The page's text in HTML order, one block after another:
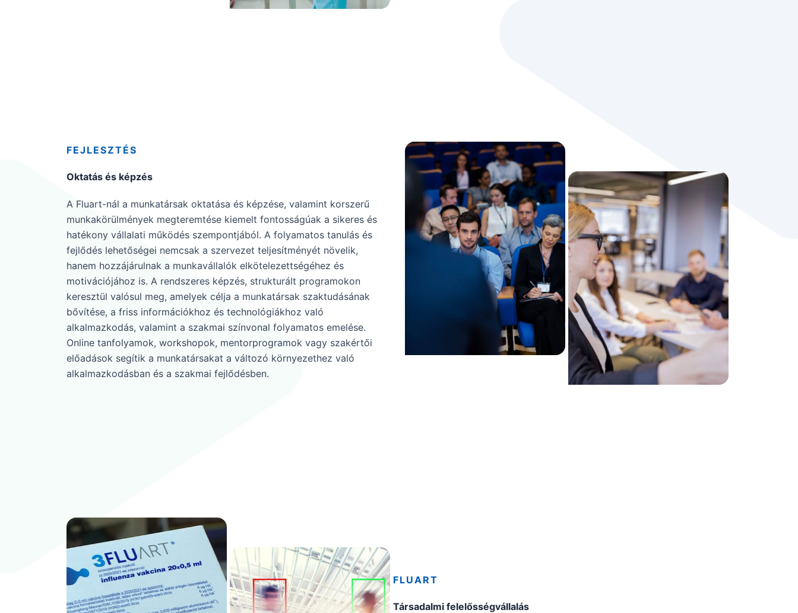
FEJLESZTÉS
Oktatás és képzés
A Fluart-nál a munkatársak oktatása és képzése, valamint korszerű
munkakörülmények megteremtése kiemelt fontosságúak a sikeres és
hatékony vállalati működés szempontjából. A folyamatos tanulás és
fejlődés lehetőségei nemcsak a szervezet teljesítményét növelik,
hanem hozzájárulnak a munkavállalók elkötelezettségéhez és
motivációjához is. A rendszeres képzés, strukturált programokon
keresztül valósul meg, amelyek célja a munkatársak szaktudásának
bővítése, a friss információkhoz és technológiákhoz való
alkalmazkodás, valamint a szakmai színvonal folyamatos emelése.
Online tanfolyamok, workshopok, mentorprogramok vagy szakértői
előadások segítik a munkatársakat a változó környezethez való
alkalmazkodásban és a szakmai fejlődésben.
FLUART
Társadalmi felelősségvállalás